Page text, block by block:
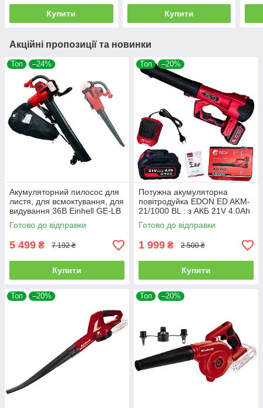
Купити Купити
Акційні пропозиції та новинки
Топ –24%
Акумуляторний пилосос для
листя, для всмоктування, для
видування 36В Einhell GE-LB
36/230 Li E - Solo без АКБ та
ЗУ
Готово до відправки
5 499 ₴ 7 192 ₴
Купити
Топ –20%
Потужна акумуляторна
повітродуйка EDON ED AKM-
21/1000 BL : з АКБ 21V 4.0Ah
і ЗП
Готово до відправки
1 999 ₴ 2 500 ₴
Купити
Топ –20% Топ –20%